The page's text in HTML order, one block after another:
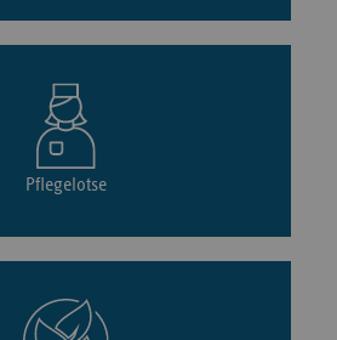
Pflegelotse